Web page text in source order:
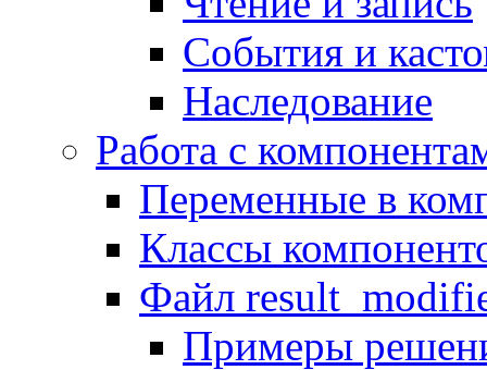
События и
Наследование
Работа с
Переменные в
Классы
Файл
Примеры